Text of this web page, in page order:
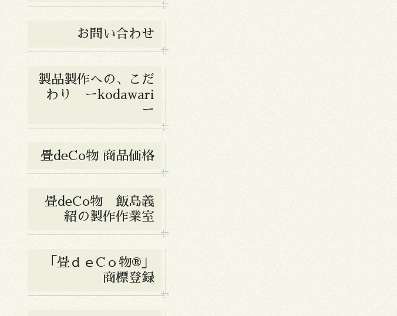
お問い合わせ
製品製作への、こだ
わり ーkodawari
ー
畳deCo物 商品価格
畳deCo物 飯島義
紹の製作作業室
「畳ｄｅCｏ物®︎」
商標登録